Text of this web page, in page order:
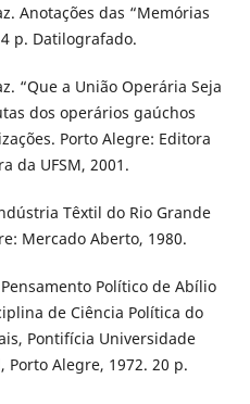
Anotações das “Memórias
p. Datilografado.
“Que a União Operária Seja
dos operários gaúchos
Porto Alegre: Editora
da UFSM, 2001.
Têxtil do Rio Grande
Mercado Aberto, 1980.
Político de Abílio
de Ciência Política do
Pontifícia Universidade
Porto Alegre, 1972. 20 p.